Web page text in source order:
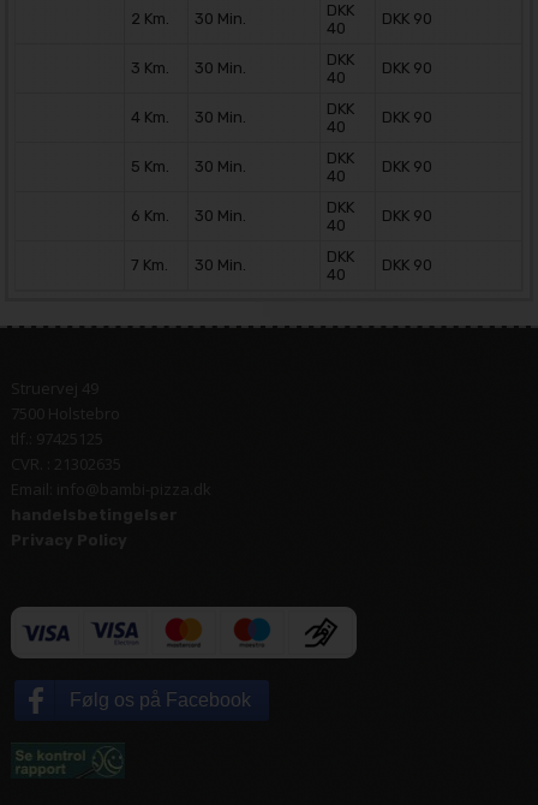
2 Km. 30 Min.
DKK
40
DKK 90
3 Km. 30 Min.
DKK
40
DKK 90
4 Km. 30 Min.
DKK
40
DKK 90
5 Km. 30 Min.
DKK
40
DKK 90
6 Km. 30 Min.
DKK
40
DKK 90
7 Km. 30 Min.
DKK
40
DKK 90
Struervej 49
7500 Holstebro
CVR. : 21302635
handelsbetingelser
Følg os på Facebook